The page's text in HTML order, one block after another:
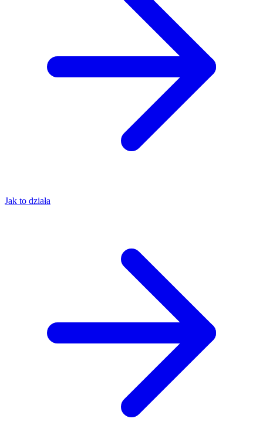
Jak to działa